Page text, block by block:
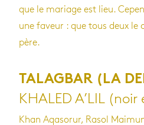
que le mariage est lieu.
une faveur : que tous deux le
père.
TALAGBAR (LA
KHALED A’LIL
Khan Aqasorur, Rasol